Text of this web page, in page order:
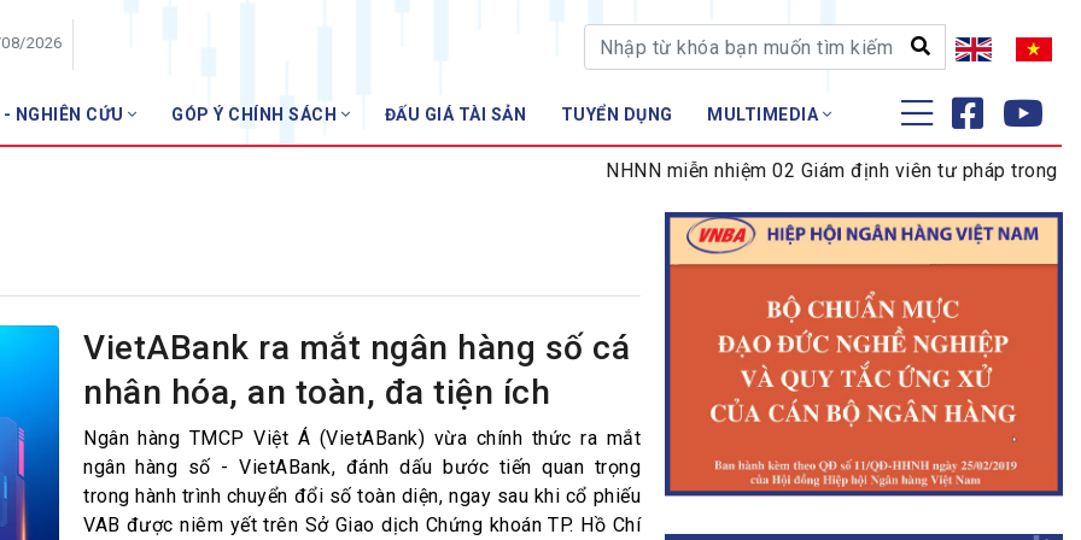
2026
NGHIÊN CỨU GÓP Ý CHÍNH SÁCH ĐẤU GIÁ TÀI SẢN TUYỂN DỤNG MULTIMEDIA
ĐÀO TẠO - NGHIÊN CỨU
Tập huấn
NHNN miễn nhiệm 02 Giám định viên tư pháp trong lĩnh
VietABank ra mắt ngân hàng số cá
nhân hóa, an toàn, đa tiện ích
Ngân hàng TMCP Việt Á (VietABank) vừa chính thức ra mắt
ngân hàng số - VietABank, đánh dấu bước tiến quan trọng
trong hành trình chuyển đổi số toàn diện, ngay sau khi cổ phiếu
VAB được niêm yết trên Sở Giao dịch Chứng khoán TP. Hồ Chí